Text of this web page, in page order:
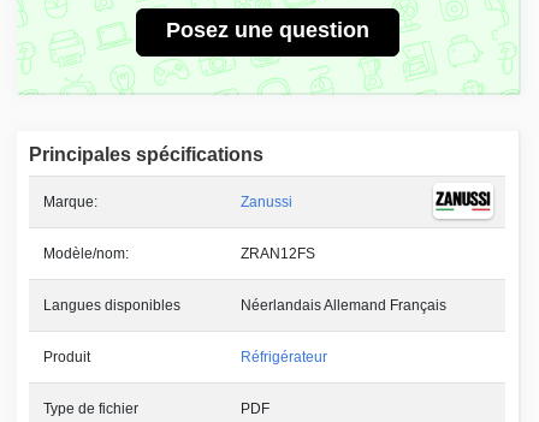
Posez une question
Principales spécifications
Marque: Zanussi
Modèle/nom: ZRAN12FS
Langues disponibles Néerlandais Allemand Français
Produit Réfrigérateur
Type de fichier PDF